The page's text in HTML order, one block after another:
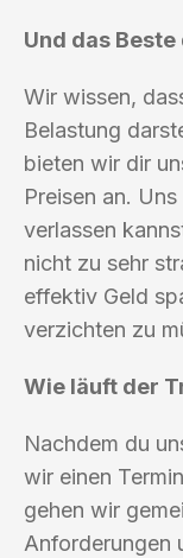
Und das
Wir wissen,
Belastung
bieten wir dir
Preisen an.
verlassen
nicht zu sehr
effektiv Geld
verzichten zu
Wie läuft der
Nachdem du
wir einen
gehen wir
Anforderungen